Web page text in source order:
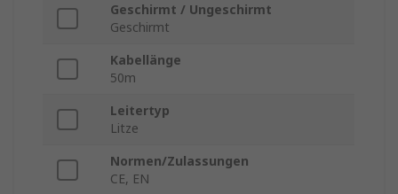
Geschirmt / Ungeschirmt
Geschirmt
Kabellänge
50m
Leitertyp
Litze
Normen/Zulassungen
CE, EN